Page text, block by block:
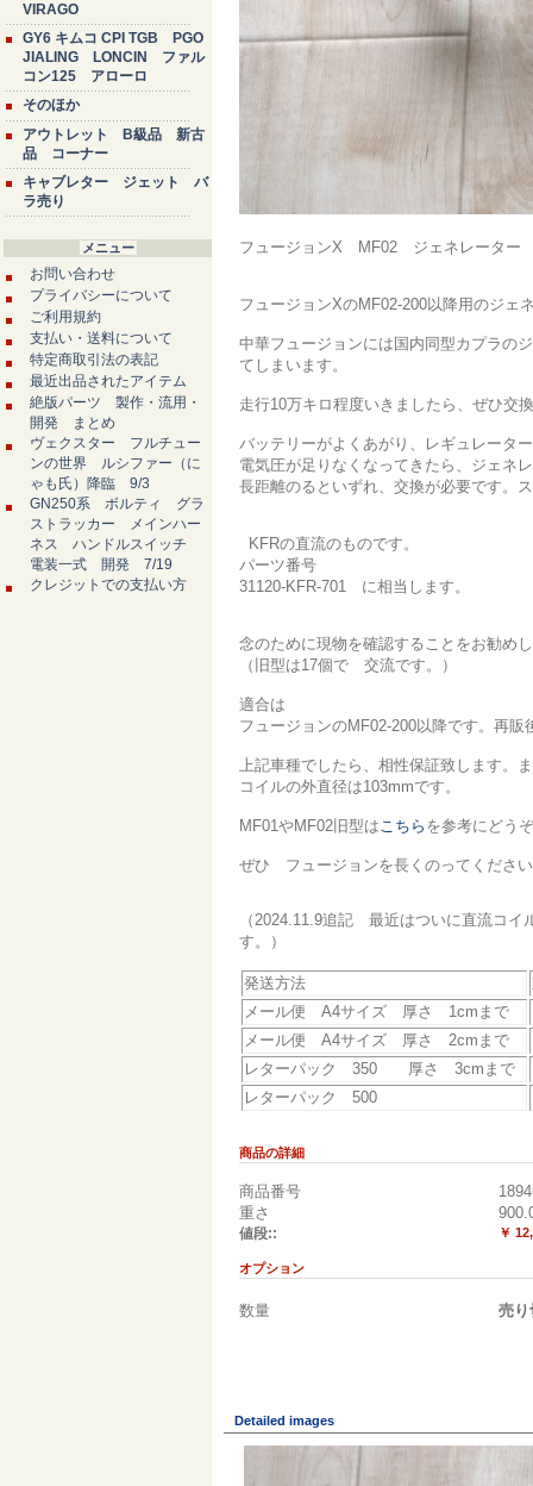
VIRAGO
GY6 キムコ CPI TGB PGO
JIALING LONCIN ファル
コン125 アローロ
そのほか
アウトレット B級品 新古
品 コーナー
キャブレター ジェット バ
ラ売り
メニュー
お問い合わせ
プライバシーについて
ご利用規約
支払い・送料について
特定商取引法の表記
最近出品されたアイテム
絶版パーツ 製作・流用・
開発 まとめ
ヴェクスター フルチュー
ンの世界 ルシファー（に
ゃも氏）降臨 9/3
GN250系 ボルティ グラ
ストラッカー メインハー
ネス ハンドルスイッチ
電装一式 開発 7/19
クレジットでの支払い方
フュージョンX MF02 ジェネレータ
フュージョンXのMF02-200以降用のジ
中華フュージョンには国内同型カプラの
てしまいます。
走行10万キロ程度いきましたら、ぜひ交
バッテリーがよくあがり、レギュレータ
電気圧が足りなくなってきたら、ジェネ
長距離のるといずれ、交換が必要です。
KFRの直流のものです。
パーツ番号
31120-KFR-701 に相当します。
念のために現物を確認することをお勧め
（旧型は17個で 交流です。）
適合は
フュージョンのMF02-200以降です。再販
上記車種でしたら、相性保証致します。
コイルの外直径は103mmです。
MF01やMF02旧型はこちら を参考にどう
ぜひ フュージョンを長くのってくださ
（2024.11.9追記 最近はついに直流コイ
す。）
発送方法
メール便 A4サイズ 厚さ 1cmまで
メール便 A4サイズ 厚さ 2cmまで
レターパック 350 厚さ 3cmまで
レターパック 500
商品の詳細
商品番号
重さ
値段:: ￥
オプション
数量 売り
Detailed images